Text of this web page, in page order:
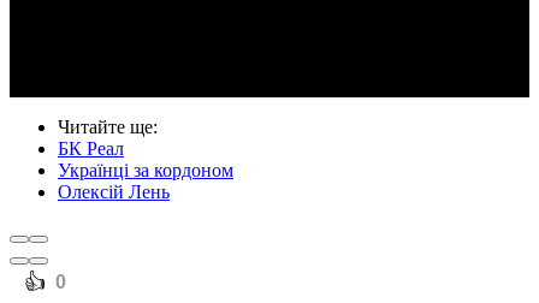
Читайте ще:
БК Реал
Українці за кордоном
Олексій Лень
️👍 0